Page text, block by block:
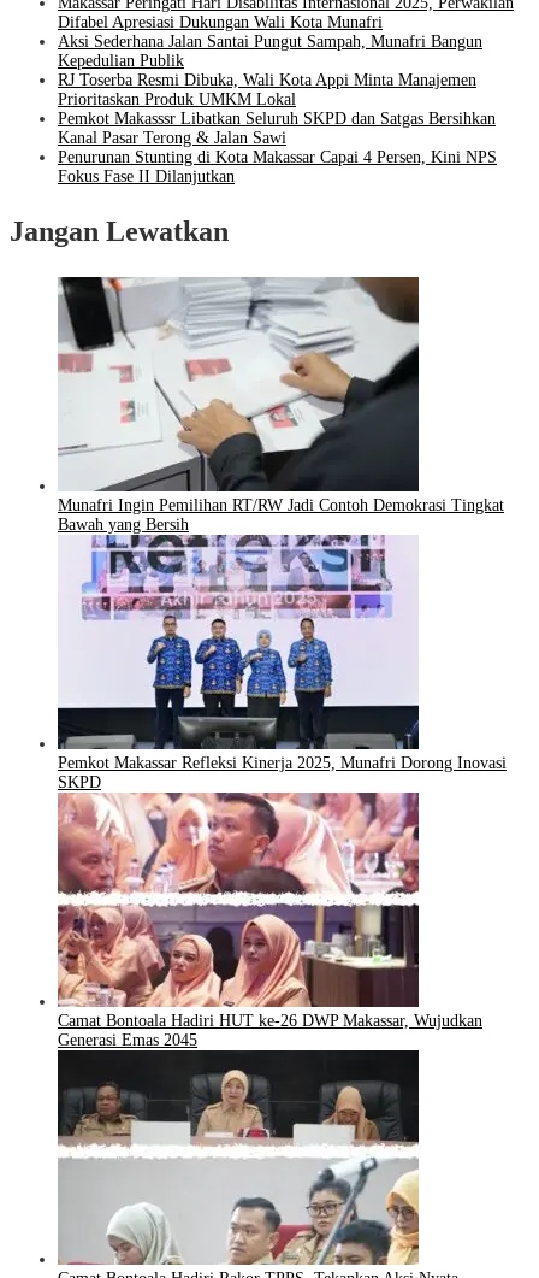
Difabel Apresiasi Dukungan Wali Kota Munafri
Aksi Sederhana Jalan Santai Pungut Sampah, Munafri Bangun
Kepedulian Publik
RJ Toserba Resmi Dibuka, Wali Kota Appi Minta Manajemen
Prioritaskan Produk UMKM Lokal
Pemkot Makasssr Libatkan Seluruh SKPD dan Satgas Bersihkan
Kanal Pasar Terong & Jalan Sawi
Penurunan Stunting di Kota Makassar Capai 4 Persen, Kini NPS
Fokus Fase II Dilanjutkan
Jangan Lewatkan
Munafri Ingin Pemilihan RT/RW Jadi Contoh Demokrasi Tingkat
Bawah yang Bersih
Pemkot Makassar Refleksi Kinerja 2025, Munafri Dorong Inovasi
SKPD
Camat Bontoala Hadiri HUT ke-26 DWP Makassar, Wujudkan
Generasi Emas 2045